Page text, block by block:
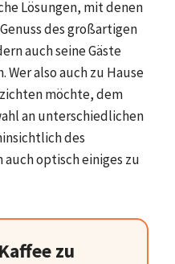
Lösungen, mit denen
des großartigen
auch seine Gäste
also auch zu Hause
möchte, dem
an unterschiedlichen
des
auch optisch einiges zu
zu